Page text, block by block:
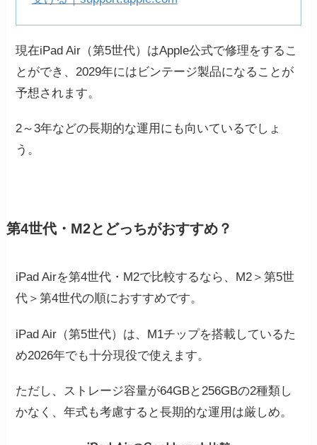
現在iPad Air（第5世代）はApple公式で修理をするこ
とができ、2029年にはビンテージ製品になることが
予想されます。
2～3年などの長期的な運用にも向いているでしょ
う。
第4世代・M2とどっちがおすすめ？
iPad Airを第4世代・M2で比較するなら、M2＞第5世
代＞第4世代の順におすすめです。
iPad Air（第5世代）は、M1チップを搭載しているた
め2026年でも十分現役で使えます。
ただし、ストレージ容量が64GBと256GBの2種類し
かなく、年式も考慮すると長期的な運用は厳しめ。